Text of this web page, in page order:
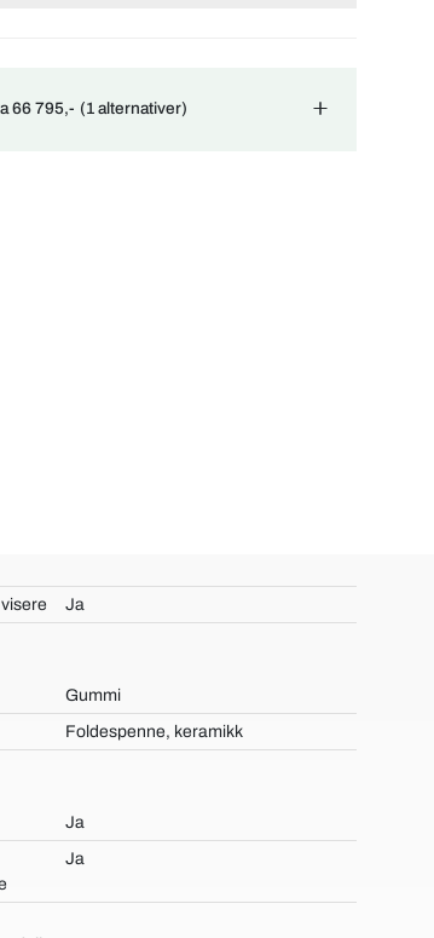
66 795,- (1 alternativer)
Ja
Gummi
Foldespenne, keramikk
Ja
Ja